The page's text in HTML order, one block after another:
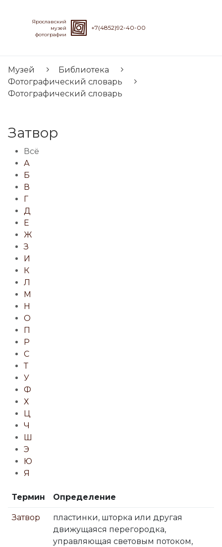
Ярославский
музей
фотографии
+7(4852)92-40-00
Музей
Библиотека
Фотографический словарь
Фотографический словарь
Затвор
Всё
А
Б
В
Г
Д
Е
Ж
З
И
К
Л
М
Н
О
П
Р
С
Т
У
Ф
Х
Ц
Ч
Ш
Э
Ю
Я
Термин Определение
Затвор
пластинки, шторка или другая
движущаяся перегородка,
управляющая световым потоком,